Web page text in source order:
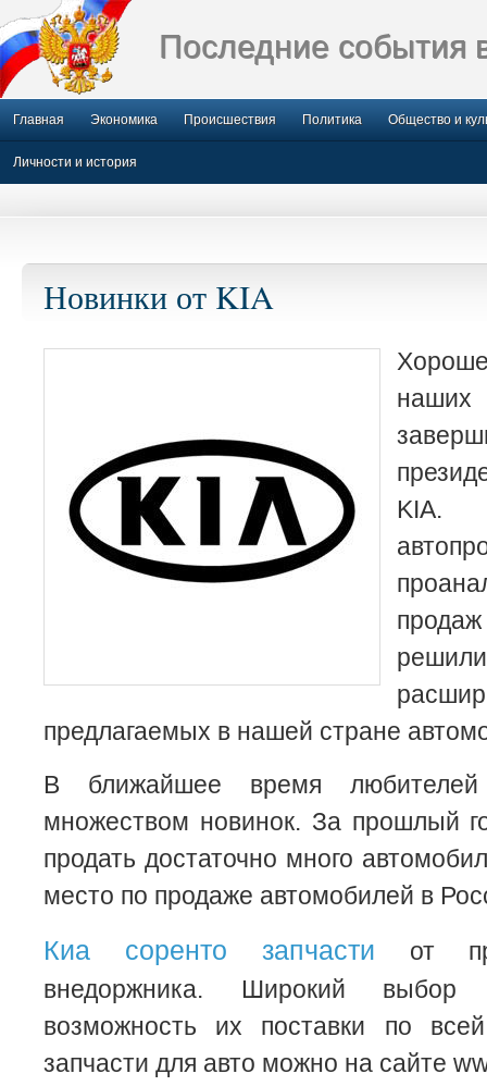
Последние события
Главная Экономика Происшествия Политика Общество и
Личности и история
Новинки от KIA
предлагаемых в нашей стране
В ближайшее время
множеством новинок. За прошлый
продать достаточно много
место по продаже автомобилей в
Киа соренто запчасти от
внедоржника. Широкий выбор
возможность их поставки по
запчасти для авто можно на сайте